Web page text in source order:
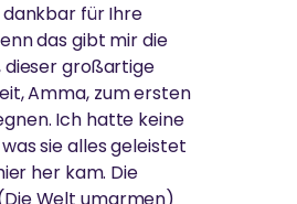
für Ihre
das gibt mir die
dieser großartige
Amma, zum ersten
Ich hatte keine
sie alles geleistet
her kam. Die